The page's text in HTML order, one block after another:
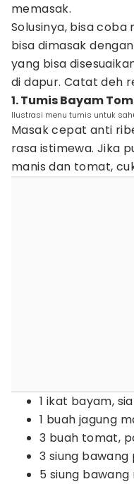
memasak.
Solusinya, bisa
bisa dimasak
yang bisa
di dapur. Catat deh
1. Tumis Bayam
Ilustrasi menu tumis untuk
Masak cepat anti
rasa istimewa. Jika
manis dan tomat,
1 ikat bayam,
1 buah jagung
3 buah tomat,
3 siung bawang
5 siung